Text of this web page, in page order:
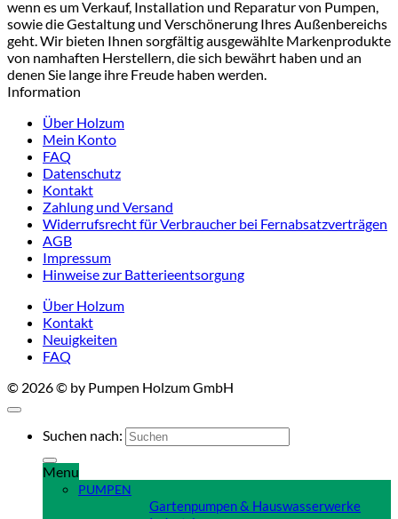
wenn es um Verkauf, Installation und Reparatur von Pumpen,
sowie die Gestaltung und Verschönerung Ihres Außenbereichs
geht. Wir bieten Ihnen sorgfältig ausgewählte Markenprodukte
von namhaften Herstellern, die sich bewährt haben und an
denen Sie lange ihre Freude haben werden.
Information
Über Holzum
Mein Konto
FAQ
Datenschutz
Kontakt
Zahlung und Versand
Widerrufsrecht für Verbraucher bei Fernabsatzverträgen
AGB
Impressum
Hinweise zur Batterieentsorgung
Über Holzum
Kontakt
Neuigkeiten
FAQ
© 2026 © by Pumpen Holzum GmbH
Suchen nach:
Menu
PUMPEN
Gartenpumpen & Hauswasserwerke